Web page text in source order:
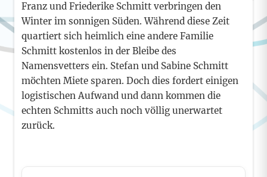
Franz und Friederike Schmitt verbringen den
Winter im sonnigen Süden. Während diese Zeit
quartiert sich heimlich eine andere Familie
Schmitt kostenlos in der Bleibe des
Namensvetters ein. Stefan und Sabine Schmitt
möchten Miete sparen. Doch dies fordert einigen
logistischen Aufwand und dann kommen die
echten Schmitts auch noch völlig unerwartet
zurück.